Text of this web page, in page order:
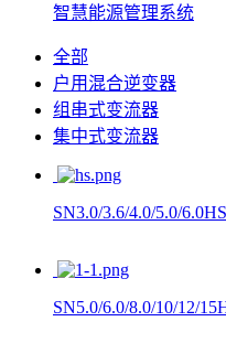
智慧能源管理系统
全部
户用混合逆变器
组串式变流器
集中式变流器
SN3.0/3.6/4.0/5.0/6.0HS
SN5.0/6.0/8.0/10/12/